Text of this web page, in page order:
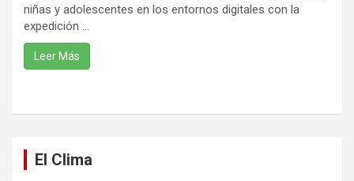
niñas y adolescentes en los entornos digitales con la
expedición ...
Leer Más
El Clima